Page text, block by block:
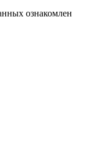
ознакомлен